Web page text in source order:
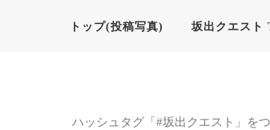
トップ(投稿写真) 坂出クエスト
ハッシュタグ「#坂出クエスト」を